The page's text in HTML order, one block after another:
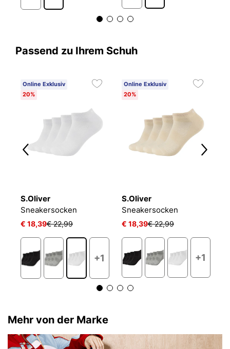
Passend zu Ihrem Schuh
Online Exklusiv
20%
S.Oliver
Sneakersocken
€ 18,39€ 22,99
+1
Online Exklusiv
20%
S.Oliver
Sneakersocken
€ 18,39€ 22,99
+1
Mehr von der Marke